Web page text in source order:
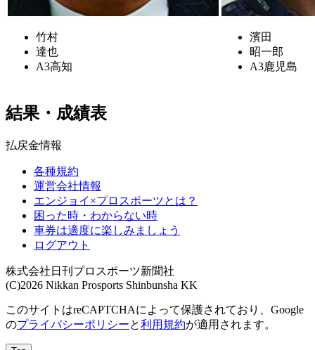
竹村
達也
A3高知
濱田
昭一郎
A3鹿児島
結果・成績表
払戻金情報
各種規約
運営会社情報
エンジョイ×プロスポーツとは？
困った時・わからない時
車券は適度に楽しみましょう
ログアウト
株式会社日刊プロスポーツ新聞社
(C)2026 Nikkan Prosports Shinbunsha KK
このサイトはreCAPTCHAによって保護されており、Google
のプライバシーポリシーと利用規約が適用されます。